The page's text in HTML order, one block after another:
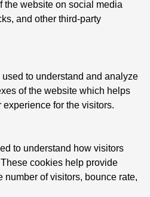
the website on social media
and other third-party
to understand and analyze
of the website which helps
for the visitors.
to understand how visitors
cookies help provide
number of visitors, bounce rate,